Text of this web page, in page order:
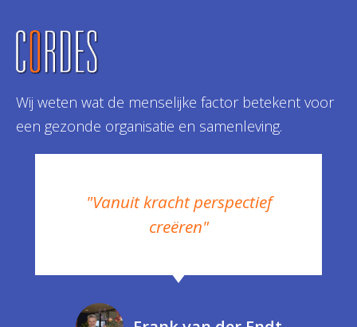
Wij weten wat de menselijke factor betekent voor
een gezonde organisatie en samenleving.
"Vanuit kracht perspectief
creëren"